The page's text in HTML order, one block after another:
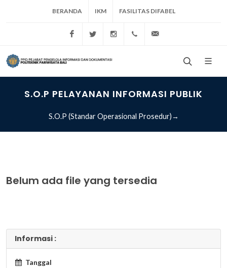
BERANDA IKM FASILITAS DIFABEL
Politeknik Pariwisata Bali
Poltekpar BaliPoltekparbali+62 361 773537
S.O.P PELAYANAN INFORMASI PUBLIK
S.O.P (Standar Operasional Prosedur)→
Belum ada file yang tersedia
Informasi :
Tanggal